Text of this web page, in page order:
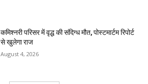
कमिश्नरी परिसर में वृद्ध की संदिग्ध मौत, पोस्टमार्टम रिपोर्ट
से खुलेगा राज
August 4, 2026